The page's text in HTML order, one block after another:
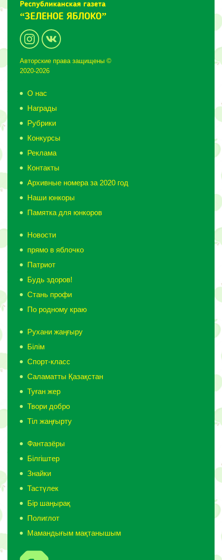
Республиканская газета
“ЗЕЛЕНОЕ ЯБЛОКО”
Авторские права защищены ©
2020-2026
О нас
Награды
Рубрики
Конкурсы
Реклама
Контакты
Архивные номера за 2020 год
Наши юнкоры
Памятка для юнкоров
Новости
прямо в яблочко
Патриот
Будь здоров!
Стань профи
По родному краю
Рухани жаңғыру
Білім
Спорт-класс
Саламатты Қазақстан
Туған жер
Твори добро
Тіл жаңғырту
Фантазёры
Білгіштер
Знайки
Тастүлек
Бір шаңырақ
Полиглот
Мамандығым мақтанышым